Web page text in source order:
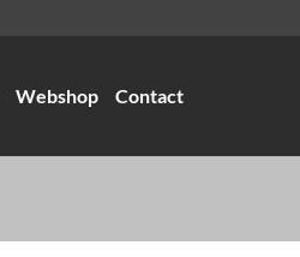
Webshop Contact